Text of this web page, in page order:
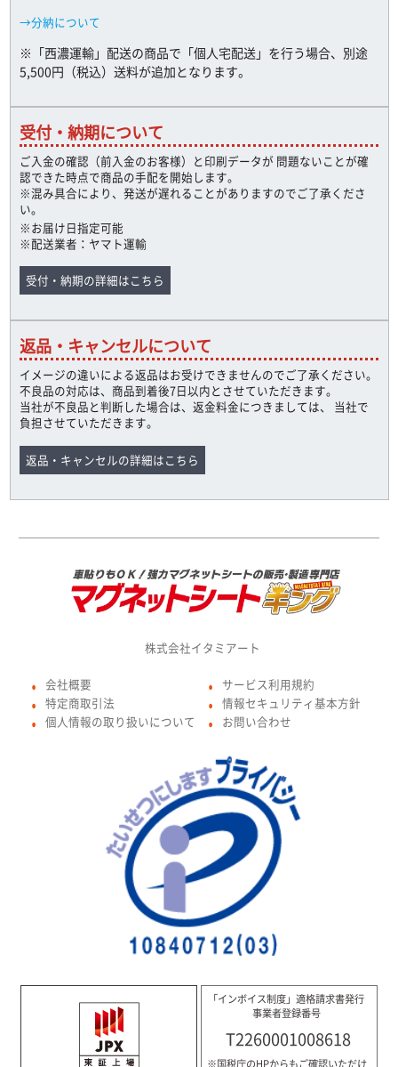
→分納について
※「西濃運輸」配送の商品で「個人宅配送」を行う場合、別途
5,500円（税込）送料が追加となります。
受付・納期について
ご入金の確認（前入金のお客様）と印刷データが 問題ないことが確
認できた時点で商品の手配を開始します。
※混み具合により、発送が遅れることがありますのでご了承くださ
い。
※お届け日指定可能
※配送業者：ヤマト運輸
受付・納期の詳細はこちら
返品・キャンセルについて
イメージの違いによる返品はお受けできませんのでご了承ください。
不良品の対応は、商品到着後7日以内とさせていただきます。
当社が不良品と判断した場合は、返金料金につきましては、 当社で
負担させていただきます。
返品・キャンセルの詳細はこちら
株式会社イタミアート
● 会社概要
● 特定商取引法
● 個人情報の取り扱いについて
● サービス利用規約
● 情報セキュリティ基本方針
● お問い合わせ
「インボイス制度」適格請求書発行
事業者登録番号
T2260001008618
※国税庁のHPからもご確認いただけ